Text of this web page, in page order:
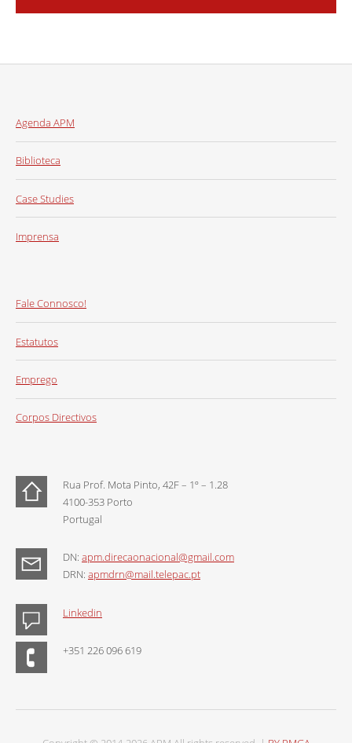
Agenda APM
Biblioteca
Case Studies
Imprensa
Fale Connosco!
Estatutos
Emprego
Corpos Directivos
Rua Prof. Mota Pinto, 42F – 1º – 1.28
4100-353 Porto
Portugal
DN: apm.direcaonacional@gmail.com
DRN: apmdrn@mail.telepac.pt
Linkedin
+351 226 096 619